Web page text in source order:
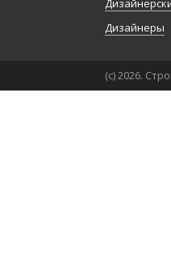
Дизайнеры
(с) 2026.